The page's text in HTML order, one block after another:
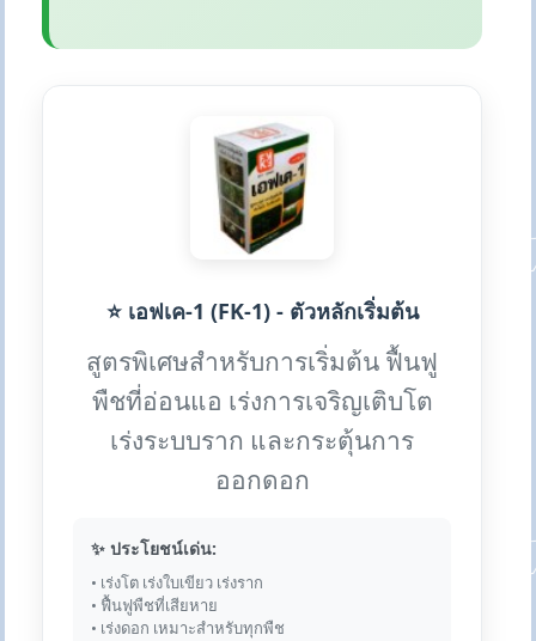
⭐ เอฟเค-1 (FK-1) - ตัวหลักเริ่มต้น
สูตรพิเศษสำหรับการเริ่มต้น ฟื้นฟู
พืชที่อ่อนแอ เร่งการเจริญเติบโต
เร่งระบบราก และกระตุ้นการ
ออกดอก
✨ ประโยชน์เด่น:
• เร่งโต เร่งใบเขียว เร่งราก
• ฟื้นฟูพืชที่เสียหาย
• เร่งดอก เหมาะสำหรับทุกพืช